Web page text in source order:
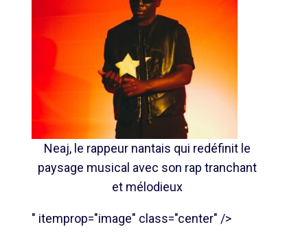
Neaj, le rappeur nantais qui redéfinit le
paysage musical avec son rap tranchant
et mélodieux
" itemprop="image" class="center" />